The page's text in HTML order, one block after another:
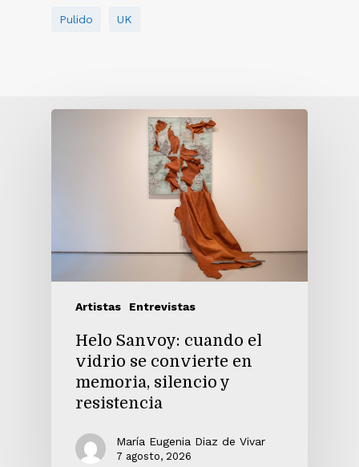
Pulido UK
Artistas Entrevistas
Helo Sanvoy: cuando el
vidrio se convierte en
memoria, silencio y
resistencia
María Eugenia Diaz de Vivar
7 agosto, 2026